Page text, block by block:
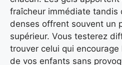
fraîcheur immédiate tandis
denses offrent souvent un
supérieur. Vous testerez
trouver celui qui
de vos enfants sans